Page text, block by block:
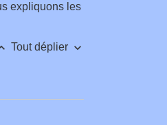
expliquons les
Tout déplier keyboard_arrow_down